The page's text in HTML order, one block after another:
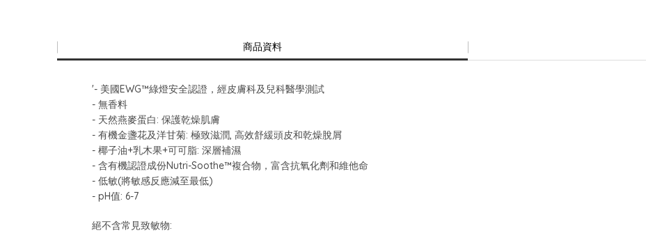
商品資料
'- 美國EWG™綠燈安全認證，經皮膚科及兒科醫學測試
- 無香料
- 天然燕麥蛋白: 保護乾燥肌膚
- 有機金盞花及洋甘菊: 極致滋潤, 高效舒緩頭皮和乾燥脫屑
- 椰子油+乳木果+可可脂: 深層補濕
- 含有機認證成份Nutri-Soothe™複合物，富含抗氧化劑和維他命
- 低敏(將敏感反應減至最低)
- pH值: 6-7
絕不含常見致敏物: